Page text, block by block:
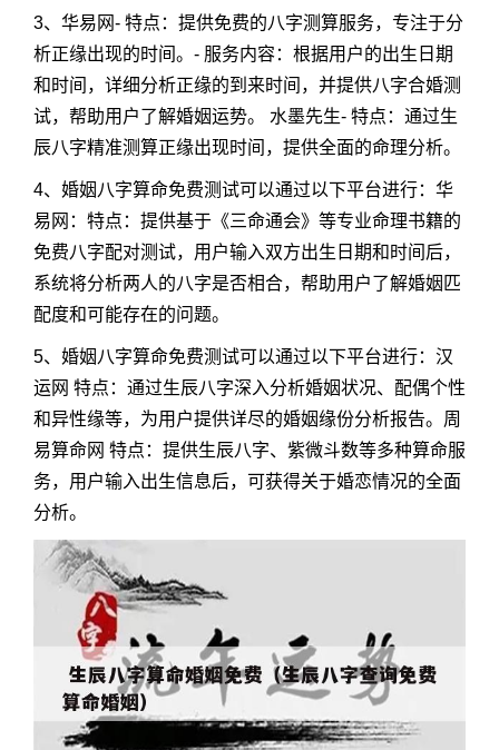
3、华易网- 特点：提供免费的八字测算服务，专注于分
析正缘出现的时间。- 服务内容：根据用户的出生日期
和时间，详细分析正缘的到来时间，并提供八字合婚测
试，帮助用户了解婚姻运势。 水墨先生- 特点：通过生
辰八字精准测算正缘出现时间，提供全面的命理分析。
4、婚姻八字算命免费测试可以通过以下平台进行：华
易网：特点：提供基于《三命通会》等专业命理书籍的
免费八字配对测试，用户输入双方出生日期和时间后，
系统将分析两人的八字是否相合，帮助用户了解婚姻匹
配度和可能存在的问题。
5、婚姻八字算命免费测试可以通过以下平台进行：汉
运网 特点：通过生辰八字深入分析婚姻状况、配偶个性
和异性缘等，为用户提供详尽的婚姻缘份分析报告。周
易算命网 特点：提供生辰八字、紫微斗数等多种算命服
务，用户输入出生信息后，可获得关于婚恋情况的全面
分析。